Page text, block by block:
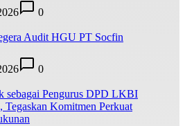
0
Audit HGU PT Socfin
0
sebagai Pengurus DPD LKBI
Tegaskan Komitmen Perkuat